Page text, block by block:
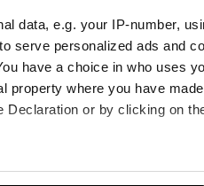
data, e.g. your IP-number,
serve personalized ads and
have a choice in who uses
property where you have
or by clicking on
which can be accurate